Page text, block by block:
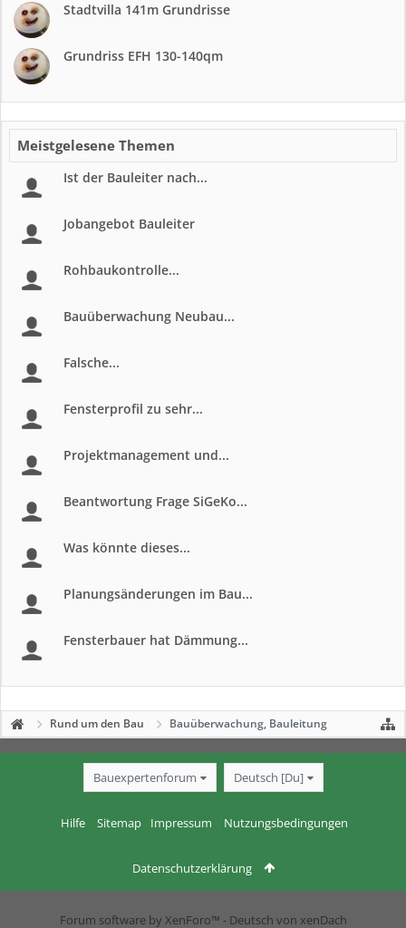
Stadtvilla 141m Grundrisse
Grundriss EFH 130-140qm
Meistgelesene Themen
Ist der Bauleiter nach...
Jobangebot Bauleiter
Rohbaukontrolle...
Bauüberwachung Neubau...
Falsche...
Fensterprofil zu sehr...
Projektmanagement und...
Beantwortung Frage SiGeKo...
Was könnte dieses...
Planungsänderungen im Bau...
Fensterbauer hat Dämmung...
Rund um den Bau Bauüberwachung, Bauleitung
Bauexpertenforum Deutsch [Du]
Hilfe Sitemap Impressum Nutzungsbedingungen
Datenschutzerklärung
Forum software by XenForo™ - Deutsch von xenDach